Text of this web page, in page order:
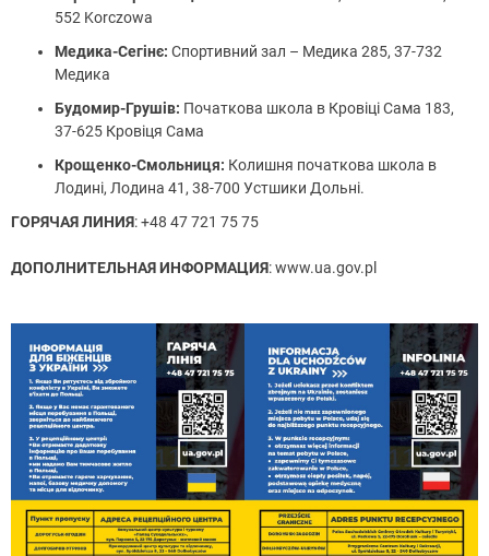
552 Korczowa
Медика-Сегінє: Спортивний зал – Медика 285, 37-732
Медика
Будомир-Грушів: Початкова школа в Кровіці Сама 183,
37-625 Кровіця Сама
Крощенко-Смольниця: Колишня початкова школа в
Лодині, Лодина 41, 38-700 Устшики Дольні.
ГОРЯЧАЯ ЛИНИЯ: +48 47 721 75 75
ДОПОЛНИТЕЛЬНАЯ ИНФОРМАЦИЯ: www.ua.gov.pl